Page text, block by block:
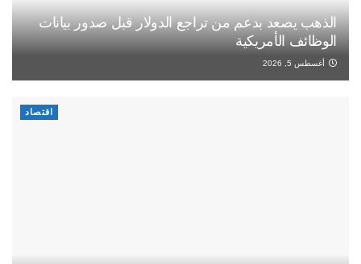
الذهب يصعد بدعم من تراجع الدولار قبل صدور بيانات
الوظائف الأمريكية
أغسطس 5, 2026
اقتصاد